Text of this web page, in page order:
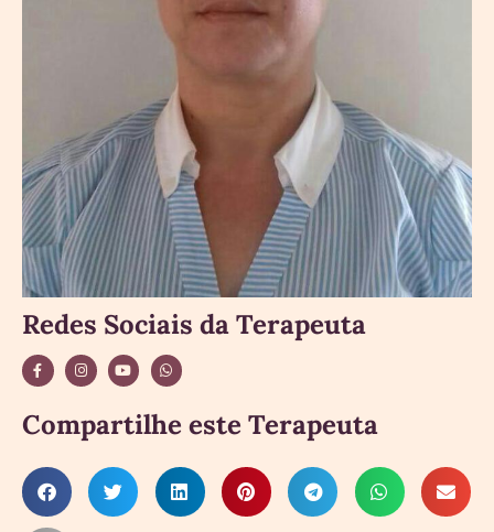
Redes Sociais da Terapeuta
Compartilhe este Terapeuta